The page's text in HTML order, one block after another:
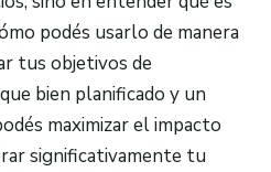
podés usarlo de manera
tus objetivos de
bien planificado y un
maximizar el impacto
significativamente tu